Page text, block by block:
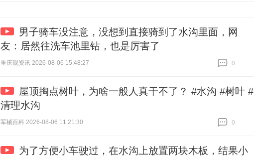
男子骑车没注意，没想到直接骑到了水沟里面，网
友：居然往洗车池里钻，也是厉害了
重庆观资讯 2026-08-06 15:48:27
0
屋顶掏点树叶，为啥一般人真干不了？ #水沟 #树叶 #
清理水沟
军械百科 2026-08-06 11:21:30
0
为了方便小车驶过，在水沟上放置两块木板，结果小